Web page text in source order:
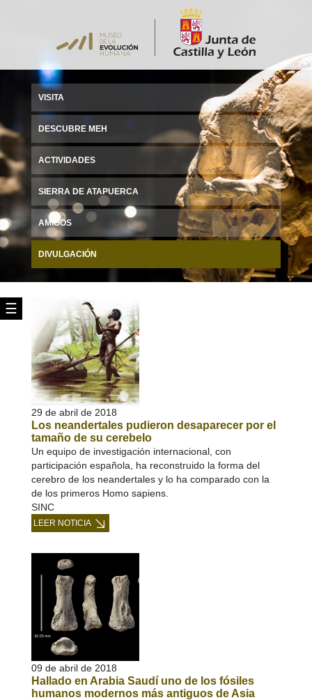
☰
VISITA
DESCUBRE MEH
ACTIVIDADES
SIERRA DE ATAPUERCA
AMIGOS
DIVULGACIÓN
29 de abril de 2018
Los neandertales pudieron desaparecer por el
tamaño de su cerebelo
Un equipo de investigación internacional, con
participación española, ha reconstruido la forma del
cerebro de los neandertales y lo ha comparado con la
de los primeros Homo sapiens.
SINC
LEER NOTICIA
09 de abril de 2018
Hallado en Arabia Saudí uno de los fósiles
humanos modernos más antiguos de Asia